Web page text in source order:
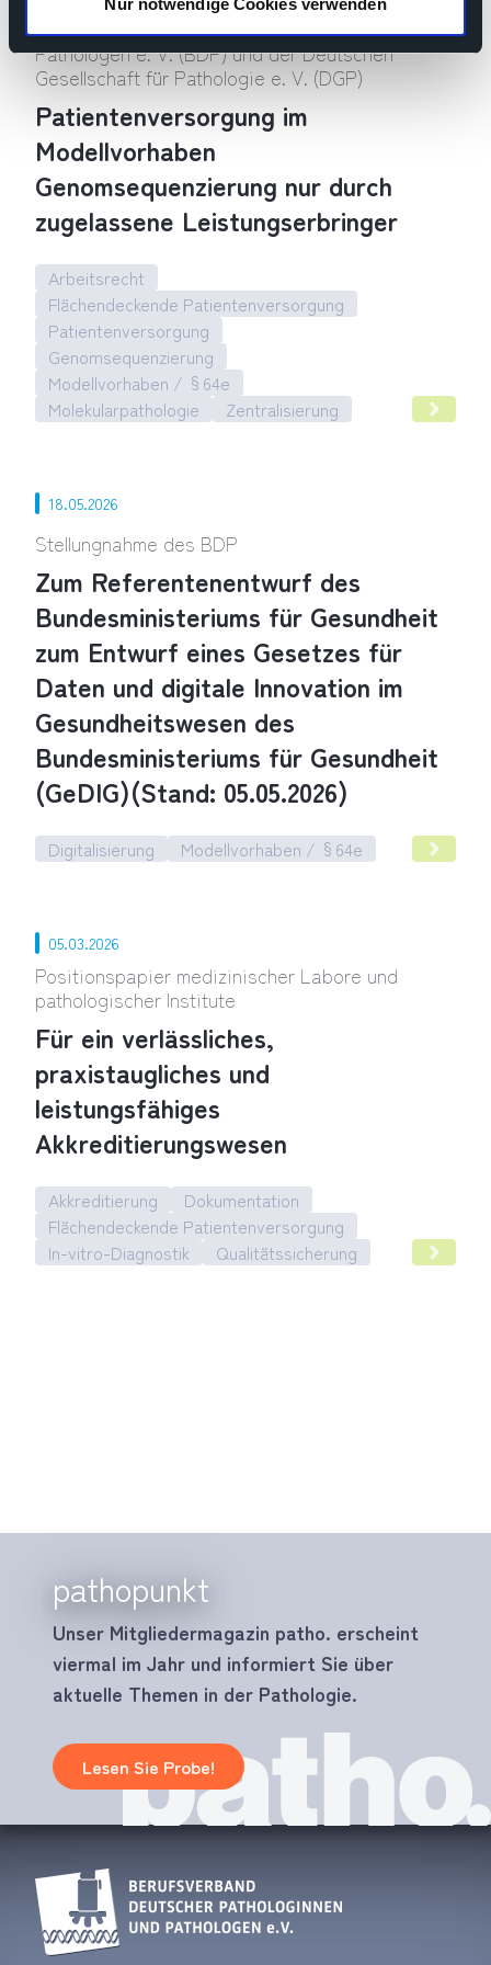
Nur notwendige Cookies verwenden
Berufsverbands Deutscher Pathologinnen und
Pathologen e. V. (BDP) und der Deutschen
Gesellschaft für Pathologie e. V. (DGP)
Patientenversorgung im
Modellvorhaben
Genomsequenzierung nur durch
zugelassene Leistungserbringer
Arbeitsrecht
Flächendeckende Patientenversorgung
Patientenversorgung
Genomsequenzierung
Modellvorhaben / §64e
Molekularpathologie
Zentralisierung
18.05.2026
Stellungnahme des BDP
Zum Referentenentwurf des
Bundesministeriums für Gesundheit
zum Entwurf eines Gesetzes für
Daten und digitale Innovation im
Gesundheitswesen des
Bundesministeriums für Gesundheit
(GeDIG)(Stand: 05.05.2026)
Digitalisierung
Modellvorhaben / §64e
05.03.2026
Positionspapier medizinischer Labore und
pathologischer Institute
Für ein verlässliches,
praxistaugliches und
leistungsfähiges
Akkreditierungswesen
Akkreditierung
Dokumentation
Flächendeckende Patientenversorgung
In-vitro-Diagnostik
Qualitätssicherung
pathopunkt
Unser Mitgliedermagazin patho. erscheint
viermal im Jahr und informiert Sie über
aktuelle Themen in der Pathologie.
Lesen Sie Probe!